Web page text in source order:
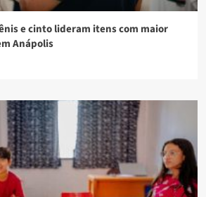
e cinto lideram itens com maior
Anápolis